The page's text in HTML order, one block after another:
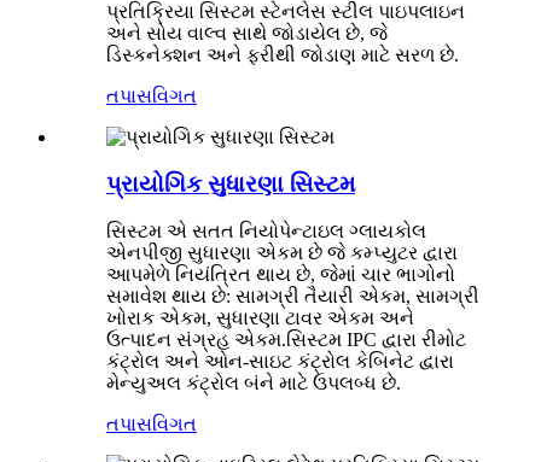
પ્રતિક્રિયા સિસ્ટમ સ્ટેનલેસ સ્ટીલ પાઇપલાઇન
અને સોય વાલ્વ સાથે જોડાયેલ છે, જે
ડિસ્કનેક્શન અને ફરીથી જોડાણ માટે સરળ છે.
તપાસવિગત
પ્રાયોગિક સુધારણા સિસ્ટમ
સિસ્ટમ એ સતત નિયોપેન્ટાઇલ ગ્લાયકોલ
એનપીજી સુધારણા એકમ છે જે કમ્પ્યુટર દ્વારા
આપમેળે નિયંત્રિત થાય છે, જેમાં ચાર ભાગોનો
સમાવેશ થાય છે: સામગ્રી તૈયારી એકમ, સામગ્રી
ખોરાક એકમ, સુધારણા ટાવર એકમ અને
ઉત્પાદન સંગ્રહ એકમ.સિસ્ટમ IPC દ્વારા રીમોટ
કંટ્રોલ અને ઓન-સાઇટ કંટ્રોલ કેબિનેટ દ્વારા
મેન્યુઅલ કંટ્રોલ બંને માટે ઉપલબ્ધ છે.
તપાસવિગત